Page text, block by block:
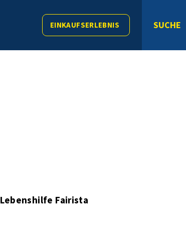
EINKAUFSERLEBNIS SUCHE
Lebenshilfe Fairista